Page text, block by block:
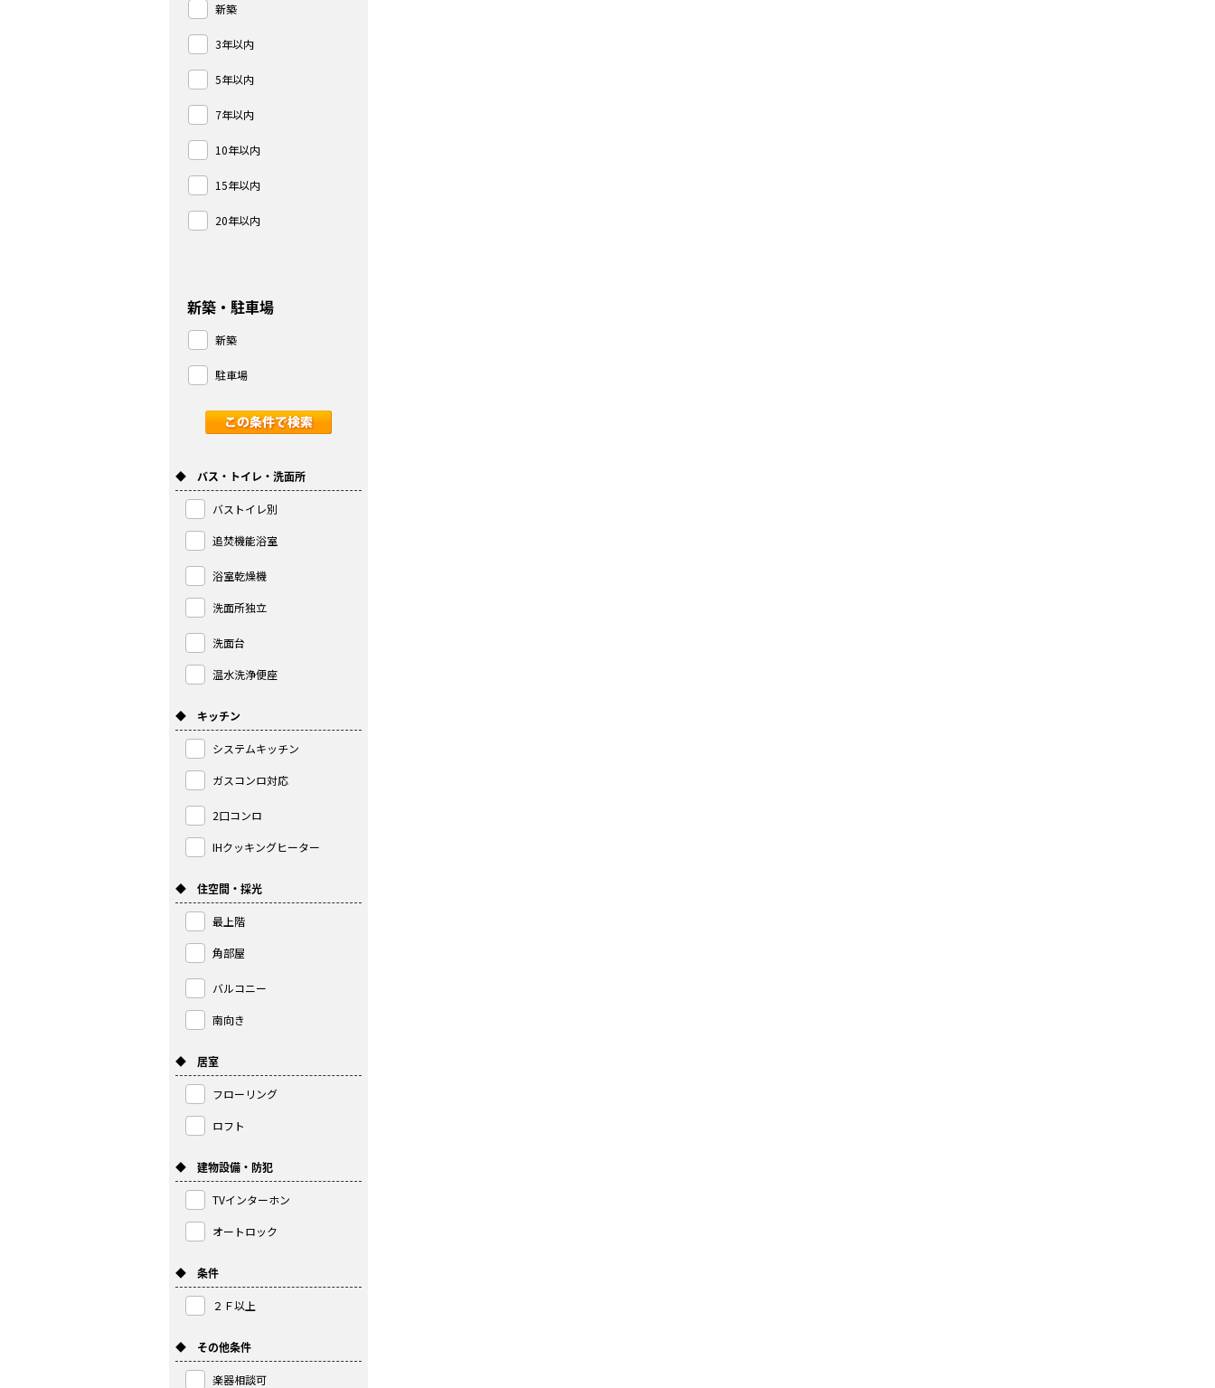
新築
3年以内
5年以内
7年以内
10年以内
15年以内
20年以内
新築・駐車場
新築
駐車場
◆ バス・トイレ・洗面所
バストイレ別
追焚機能浴室
浴室乾燥機
洗面所独立
洗面台
温水洗浄便座
◆ キッチン
システムキッチン
ガスコンロ対応
2口コンロ
IHクッキングヒーター
◆ 住空間・採光
最上階
角部屋
バルコニー
南向き
◆ 居室
フローリング
ロフト
◆ 建物設備・防犯
TVインターホン
オートロック
◆ 条件
２Ｆ以上
◆ その他条件
楽器相談可